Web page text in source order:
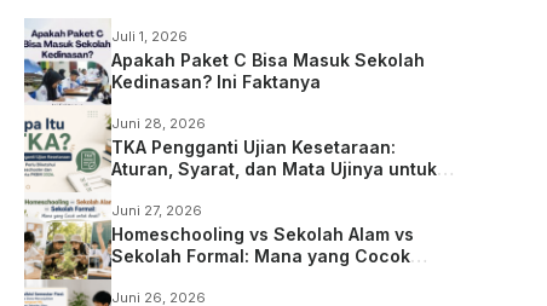
Juli 1, 2026
Apakah Paket C Bisa Masuk Sekolah
Kedinasan? Ini Faktanya
Juni 28, 2026
TKA Pengganti Ujian Kesetaraan:
Aturan, Syarat, dan Mata Ujinya untuk
Juni 27, 2026
Homeschooling vs Sekolah Alam vs
Sekolah Formal: Mana yang Cocok
Juni 26, 2026